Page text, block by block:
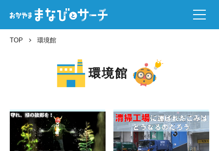
TOP 環境館
環境館